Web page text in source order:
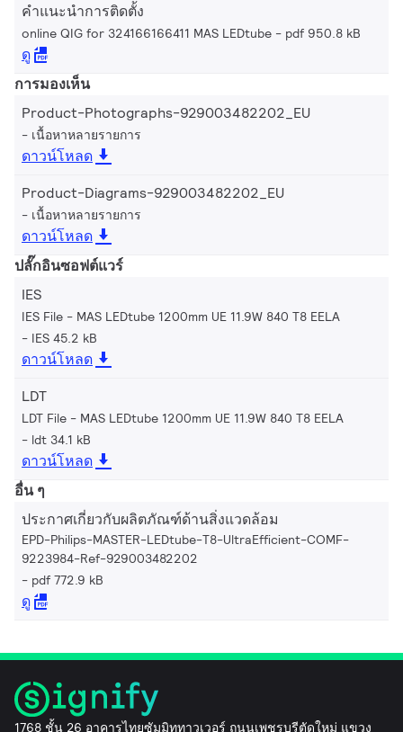
คำแนะนำการติดตั้ง
online QIG for 324166166411 MAS LEDtube pdf 950.8 kB
ดู
การมองเห็น
Product-Photographs-929003482202_EU
เนื้อหาหลายรายการ
ดาวน์โหลด
Product-Diagrams-929003482202_EU
เนื้อหาหลายรายการ
ดาวน์โหลด
ปลั๊กอินซอฟต์แวร์
IES
IES File - MAS LEDtube 1200mm UE 11.9W 840 T8 EELA
IES 45.2 kB
ดาวน์โหลด
LDT
LDT File - MAS LEDtube 1200mm UE 11.9W 840 T8 EELA
ldt 34.1 kB
ดาวน์โหลด
อื่น ๆ
ประกาศเกี่ยวกับผลิตภัณฑ์ด้านสิ่งแวดล้อม
EPD-Philips-MASTER-LEDtube-T8-UltraEfficient-COMF-
9223984-Ref-929003482202
pdf 772.9 kB
ดู
1768 ชั้น 26 อาคารไทยซัมมิททาวเวอร์ ถนนเพชรบุรีตัดใหม่ แขวง